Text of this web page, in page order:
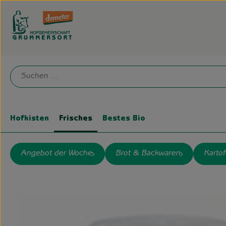
Hofkisten Frisches Bestes Bio
Angebot der Woche Brot & Backwaren